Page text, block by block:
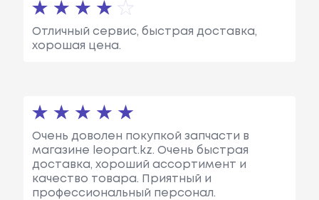
Отличный сервис, быстрая доставка,
хорошая цена.
Очень доволен покупкой запчасти в
магазине leopart.kz. Очень быстрая
доставка, хороший ассортимент и
качество товара. Приятный и
профессиональный персонал.